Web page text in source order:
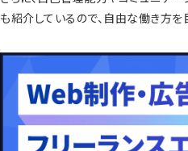
も紹介しているので、自由な働き方